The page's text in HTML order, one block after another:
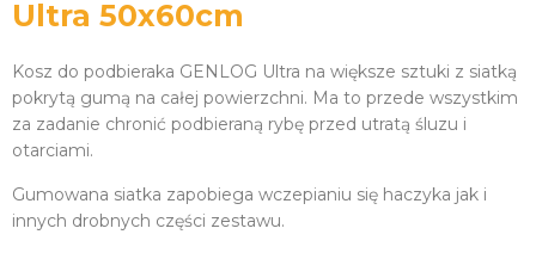
Ultra 50x60cm
Kosz do podbieraka GENLOG Ultra na większe sztuki z siatką
pokrytą gumą na całej powierzchni. Ma to przede wszystkim
za zadanie chronić podbieraną rybę przed utratą śluzu i
otarciami.
Gumowana siatka zapobiega wczepianiu się haczyka jak i
innych drobnych części zestawu.